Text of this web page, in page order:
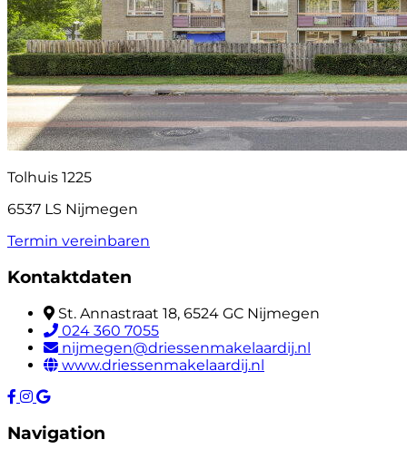
Tolhuis 1225
6537 LS Nijmegen
Termin vereinbaren
Kontaktdaten
St. Annastraat 18, 6524 GC Nijmegen
024 360 7055
nijmegen@driessenmakelaardij.nl
www.driessenmakelaardij.nl
Navigation